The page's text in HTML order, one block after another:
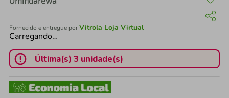
Fornecido e entregue porVitrola Loja Virtual
Carregando…
Última(s) 3 unidade(s)